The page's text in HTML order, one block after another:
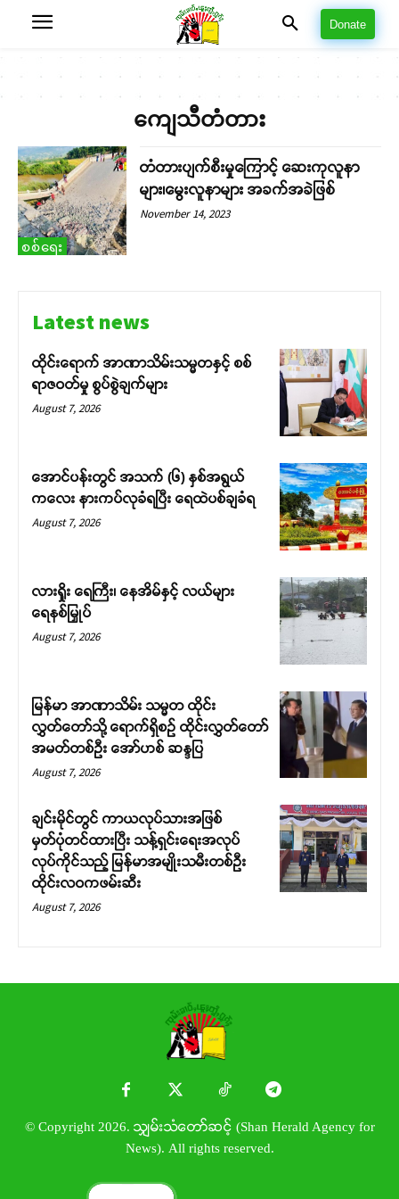
Donate
ကျေသီတံတား
စစ်ရေး
တံတားပျက်စီးမှုကြောင့် ဆေးကုလူနာ
များ၊မွေးလူနာများ အခက်အခဲဖြစ်
November 14, 2023
Latest news
ထိုင်းရောက် အာဏာသိမ်းသမ္မတနှင့် စစ်
ရာဇဝတ်မှု စွပ်စွဲချက်များ
August 7, 2026
အောင်ပန်းတွင် အသက် (၆) နှစ်အရွယ်
ကလေး နားကပ်လုခံရပြီး ရေထဲပစ်ချခံရ
August 7, 2026
လားရှိုး ရေကြီး၊ နေအိမ်နှင့် လယ်များ
ရေနစ်မြှုပ်
August 7, 2026
မြန်မာ အာဏာသိမ်း သမ္မတ ထိုင်း
လွှတ်တော်သို့ ရောက်ရှိစဉ် ထိုင်းလွှတ်တော်
အမတ်တစ်ဦး အော်ဟစ် ဆန္ဒပြ
August 7, 2026
ချင်းမိုင်တွင် ကာယလုပ်သားအဖြစ်
မှတ်ပုံတင်ထားပြီး သန့်ရှင်းရေးအလုပ်
လုပ်ကိုင်သည့် မြန်မာအမျိုးသမီးတစ်ဦး
ထိုင်းလဝကဖမ်းဆီး
August 7, 2026
© Copyright 2026. သျှမ်းသံတော်ဆင့် (Shan Herald Agency for
News). All rights reserved.